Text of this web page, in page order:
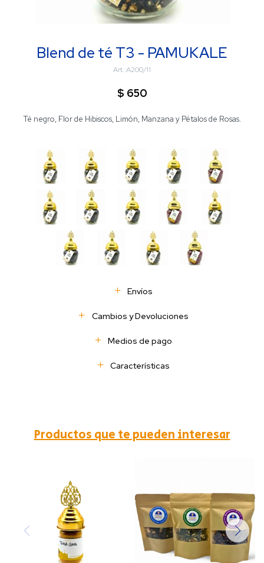
Blend de té T3 - PAMUKALE
A200/11
$ 650
Té negro, Flor de Hibiscos, Limón, Manzana y Pétalos de Rosas.
Envíos
Cambios y Devoluciones
Medios de pago
Características
Productos que te pueden interesar